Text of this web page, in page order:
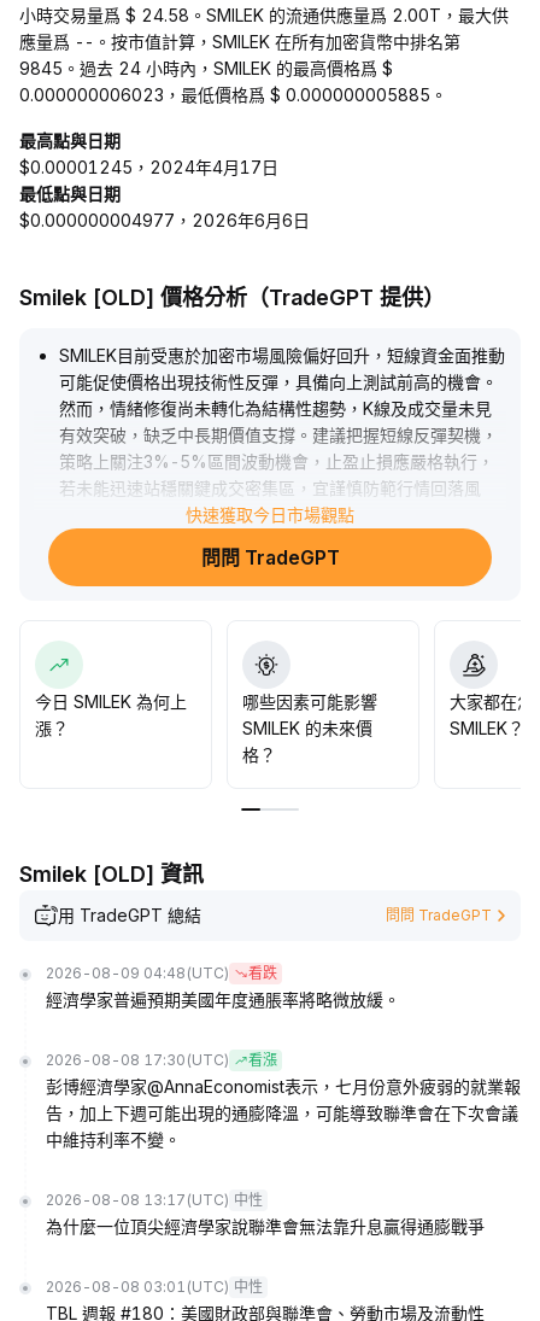
小時交易量爲 $ 24.58。SMILEK 的流通供應量爲 2.00T，最大供
應量爲 --。按市值計算，SMILEK 在所有加密貨幣中排名第
9845。過去 24 小時內，SMILEK 的最高價格爲 $
0.000000006023，最低價格爲 $ 0.000000005885。
最高點與日期
$0.00001245，2024年4月17日
最低點與日期
$0.000000004977，2026年6月6日
Smilek [OLD] 價格分析（TradeGPT 提供）
SMILEK目前受惠於加密市場風險偏好回升，短線資金面推動
可能促使價格出現技術性反彈，具備向上測試前高的機會。
然而，情緒修復尚未轉化為結構性趨勢，K線及成交量未見
有效突破，缺乏中長期價值支撐。建議把握短線反彈契機，
策略上關注3%-5%區間波動機會，止盈止損應嚴格執行，
若未能迅速站穩關鍵成交密集區，宜謹慎防範行情回落風
快速獲取今日市場觀點
問問 TradeGPT
今日 SMILEK 為何上
漲？
哪些因素可能影響
SMILEK 的未來價
格？
大家都在怎
SMILEK？
Smilek [OLD] 資訊
用 TradeGPT 總結 問問 TradeGPT
2026-08-09 04:48 (UTC) 看跌
經濟學家普遍預期美國年度通脹率將略微放緩。
2026-08-08 17:30 (UTC) 看漲
彭博經濟學家@AnnaEconomist表示，七月份意外疲弱的就業報
告，加上下週可能出現的通膨降溫，可能導致聯準會在下次會議
中維持利率不變。
2026-08-08 13:17 (UTC) 中性
為什麼一位頂尖經濟學家說聯準會無法靠升息贏得通膨戰爭
2026-08-08 03:01 (UTC) 中性
TBL 週報 #180：美國財政部與聯準會、勞動市場及流動性